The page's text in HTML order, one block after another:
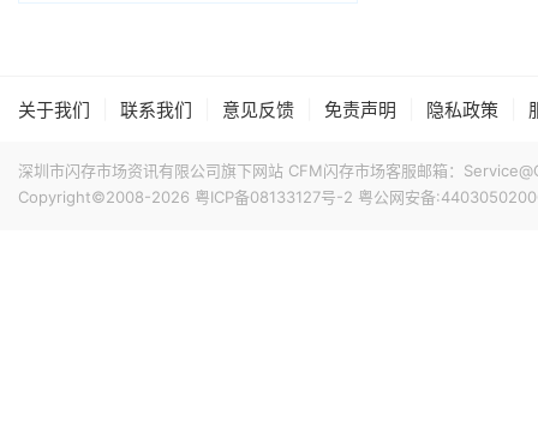
关于我们 联系我们 意见反馈 免责声明 隐私政策
深圳市闪存市场资讯有限公司旗下网站 CFM闪存市场客服邮箱：
Copyright©2008-2026 粤ICP备08133127号-2 粤公网安备